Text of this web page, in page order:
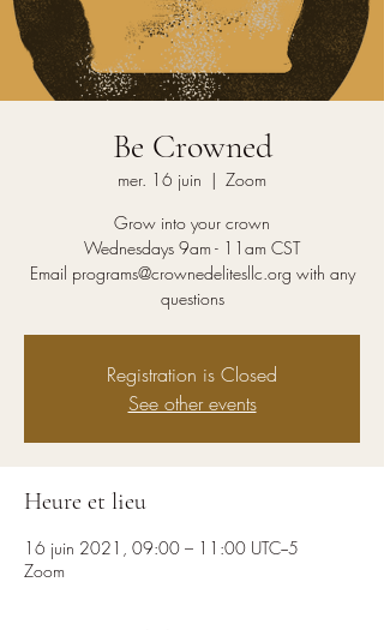
Be Crowned
mer. 16 juin
  |
Zoom
Grow into your crown
Wednesdays 9am - 11am CST
Email programs@crownedelitesllc.org with any
questions
Registration is Closed
See other events
Heure et lieu
16 juin 2021, 09:00 – 11:00 UTC−5
Zoom